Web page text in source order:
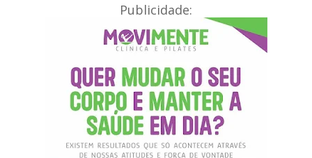
Publicidade: